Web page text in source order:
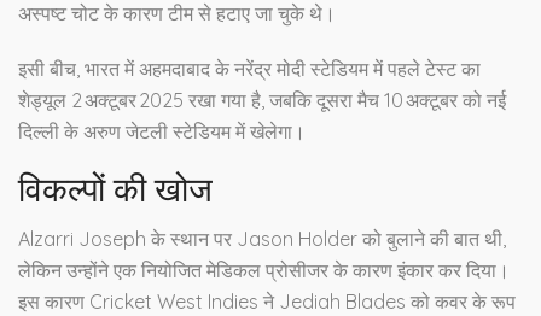
अस्पष्ट चोट के कारण टीम से हटाए जा चुके थे।
इसी बीच, भारत मेंअहमदाबाद के नरेंद्र मोदी स्टेडियममें पहले टेस्ट का
शेड्यूल 2 अक्टूबर 2025 रखा गया है, जबकि दूसरा मैच 10 अक्टूबर को नई
दिल्ली के अरुण जेटली स्टेडियममें खेलेगा।
विकल्पों की खोज
Alzarri Joseph के स्थान पर Jason Holder को बुलाने की बात थी,
लेकिन उन्होंने एक नियोजित मेडिकल प्रोसीजर के कारण इंकार कर दिया।
इस कारण Cricket West Indies ने Jediah Blades को कवर के रूप